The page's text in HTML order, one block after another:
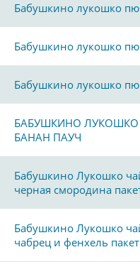
Бабушкино лукошко
Бабушкино лукошко
Бабушкино лукошко
БАБУШКИНО ЛУКОШКО
БАНАН ПАУЧ
Бабушкино Лукошко
черная смородина
Бабушкино Лукошко
чабрец и фенхель